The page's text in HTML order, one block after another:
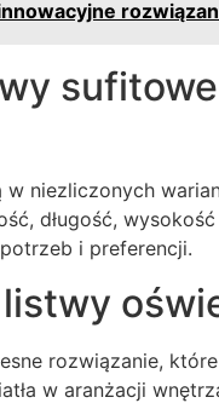
niezliczonych
długość,
i preferencji.
rozwiązanie,
w aranżacji